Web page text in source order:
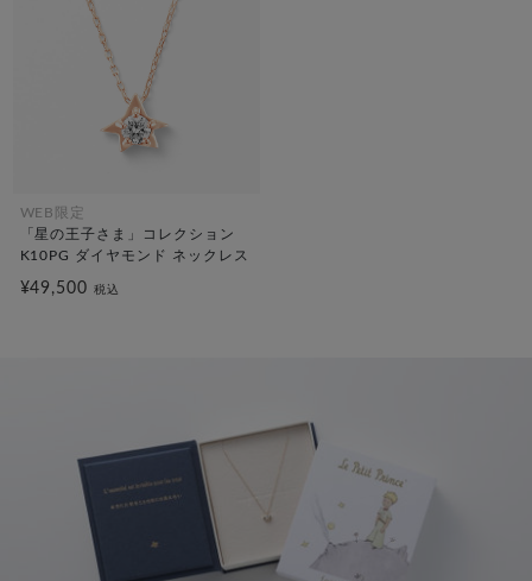
WEB限定
「星の王子さま」コレクション
K10PG ダイヤモンド ネックレス
¥49,500税込